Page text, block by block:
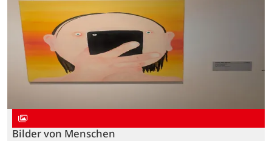
Bilder von Menschen